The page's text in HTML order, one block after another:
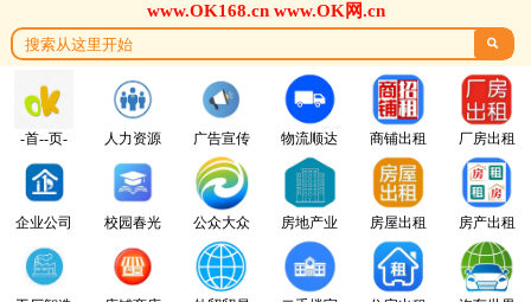
www.OK168.cn www.OK网.cn

-首--页-
企业公司
人力资源
校园春光
广告宣传
公众大众
物流顺达
房地产业
商铺出租
房屋出租
厂房出租
房产出租